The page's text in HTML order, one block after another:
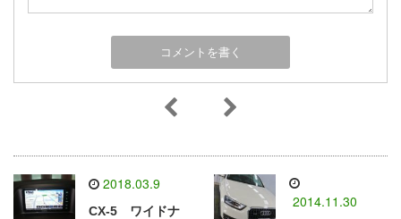
2018.03.9
CX-5 ワイドナ
2014.11.30